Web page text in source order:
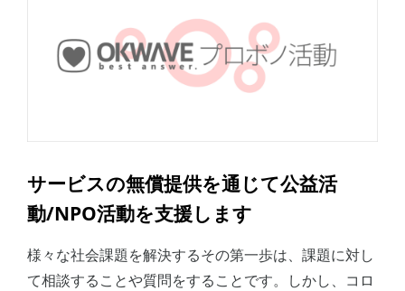
サービスの無償提供を通じて公益活
動/NPO活動を支援します
様々な社会課題を解決するその第一歩は、課題に対し
て相談することや質問をすることです。しかし、コロ